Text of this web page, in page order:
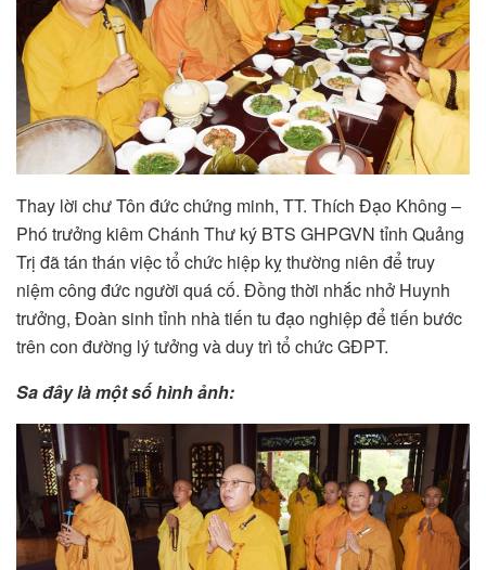
Thay lời chư Tôn đức chứng minh, TT. Thích Đạo Không –
Phó trưởng kiêm Chánh Thư ký BTS GHPGVN tỉnh Quảng
Trị đã tán thán việc tổ chức hiệp kỵ thường niên để truy
niệm công đức người quá cố. Đồng thời nhắc nhở Huynh
trưởng, Đoàn sinh tỉnh nhà tiến tu đạo nghiệp để tiến bước
trên con đường lý tưởng và duy trì tổ chức GĐPT.
Sa đây là một số hình ảnh: